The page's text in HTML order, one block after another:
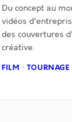
Du concept au
vidéos
des couvertures
créative.
FILM · TOURNAGE